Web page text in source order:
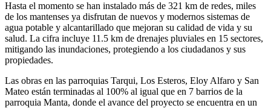
Hasta el momento se han instalado más de 321 km de redes, miles
de los mantenses ya disfrutan de nuevos y modernos sistemas de
agua potable y alcantarillado que mejoran su calidad de vida y su
salud. La cifra incluye 11.5 km de drenajes pluviales en 15 sectores,
mitigando las inundaciones, protegiendo a los ciudadanos y sus
propiedades.
Las obras en las parroquias Tarqui, Los Esteros, Eloy Alfaro y San
Mateo están terminadas al 100% al igual que en 7 barrios de la
parroquia Manta, donde el avance del proyecto se encuentra en un